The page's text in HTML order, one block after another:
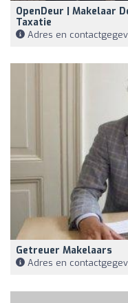
OpenDeur | Makelaar
Taxatie
Adres en
Getreuer Makelaars
Adres en